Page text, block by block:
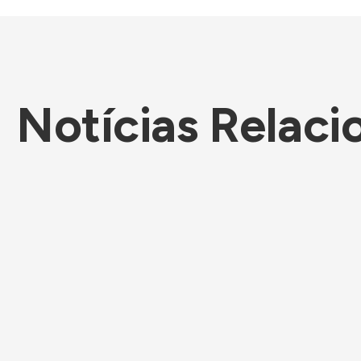
Notícias